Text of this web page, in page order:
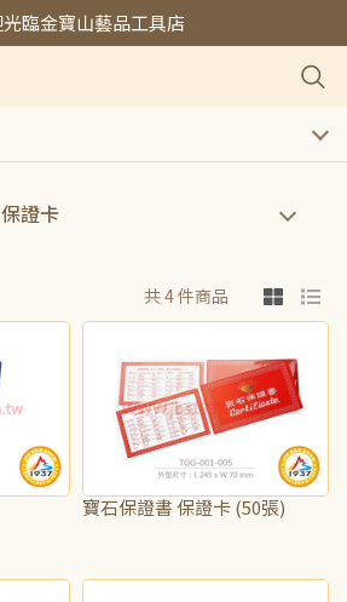
臨金寶山藝品工具店
證卡
共 4 件商品
寶石保證書 保證卡 (50張)